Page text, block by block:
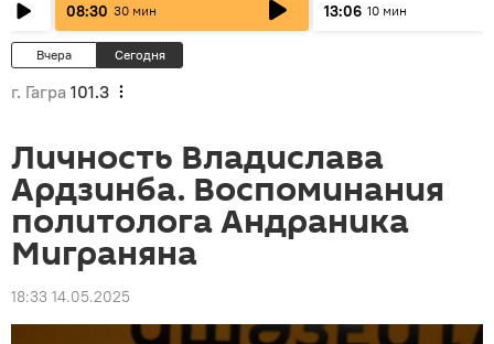
08:30 30 мин 13:06 10 мин
Вчера Сегодня
г. Гагра 101.3
Личность Владислава
Ардзинба. Воспоминания
политолога Андраника
Миграняна
18:33 14.05.2025